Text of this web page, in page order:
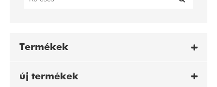
Termékek
új termékek